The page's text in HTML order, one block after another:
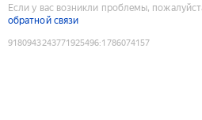
Если у вас возникли проблемы,
обратной связи
9180943243771925496:1786074157